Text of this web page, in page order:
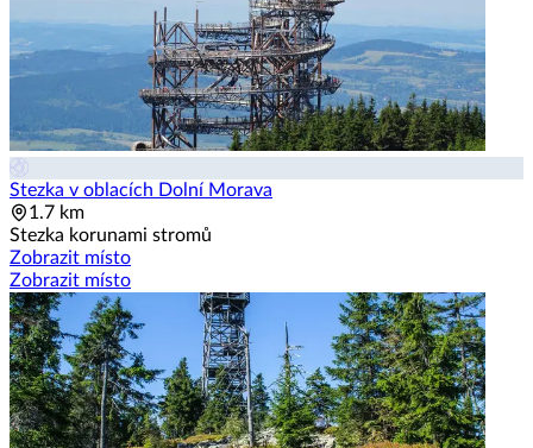
Stezka v oblacích Dolní Morava
1.7 km
Stezka korunami stromů
Zobrazit místo
Zobrazit místo